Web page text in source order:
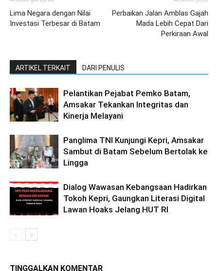
Lima Negara dengan Nilai
Investasi Terbesar di Batam
Perbaikan Jalan Amblas Gajah
Mada Lebih Cepat Dari
Perkiraan Awal
ARTIKEL TERKAIT DARI PENULIS
Pelantikan Pejabat Pemko Batam,
Amsakar Tekankan Integritas dan
Kinerja Melayani
Panglima TNI Kunjungi Kepri, Amsakar
Sambut di Batam Sebelum Bertolak ke
Lingga
Dialog Wawasan Kebangsaan Hadirkan
Tokoh Kepri, Gaungkan Literasi Digital
Lawan Hoaks Jelang HUT RI
TINGGALKAN KOMENTAR